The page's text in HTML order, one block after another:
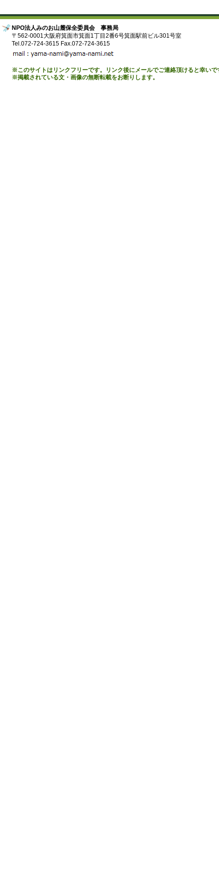
NPO法人みのお山麓保全委員会 事務局
〒562-0001大阪府箕面市箕面1丁目2番6号箕面駅前ビル301号室
Tel.072-724-3615 Fax.072-724-3615
※このサイトはリンクフリーです。リンク後にメールでご連絡頂けると幸いで
※掲載されている文・画像の無断転載をお断りします。